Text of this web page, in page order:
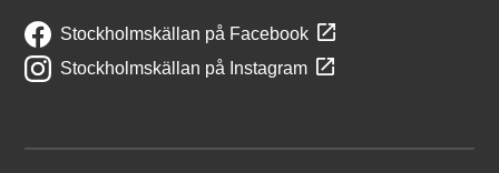
Stockholmskällan på Facebook
Stockholmskällan på Instagram